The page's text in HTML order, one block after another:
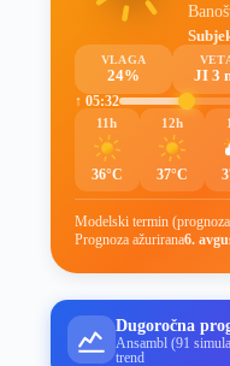
VLAGA
24% JI 3
↑ 05:32
11h
36°C
12h
37°C
Modelski termin
Prognoza ažurirana6.
Dugoročna
Ansambl (91
trend